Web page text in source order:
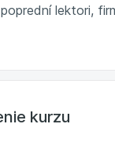
lektori,
kurzu